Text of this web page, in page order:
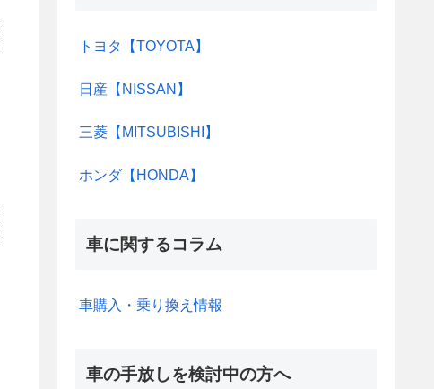
トヨタ【TOYOTA】
日産【NISSAN】
三菱【MITSUBISHI】
ホンダ【HONDA】
車に関するコラム
車購入・乗り換え情報
車の手放しを検討中の方へ